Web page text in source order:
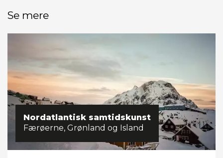
Se mere
Nordatlantisk samtidskunst
Færøerne, Grønland og Island